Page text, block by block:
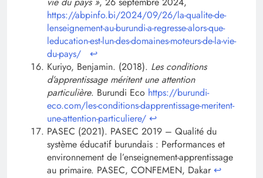
https://abpinfo.bi/2024/09/26/la-qualite-de-
lenseignement-au-burundi-a-regresse-alors-que-
leducation-est-lun-des-domaines-moteurs-de-la-vie-
du-pays/
↩︎
Kuriyo, Benjamin. (2018). Les conditions
d’apprentissage méritent une attention
particulière. Burundi Eco https://burundi-
eco.com/les-conditions-dapprentissage-meritent-
une-attention-particuliere/ ↩︎
PASEC (2021). PASEC 2019 – Qualité du
système éducatif burundais : Performances et
environnement de l’enseignement-apprentissage
au primaire. PASEC, CONFEMEN, Dakar ↩︎